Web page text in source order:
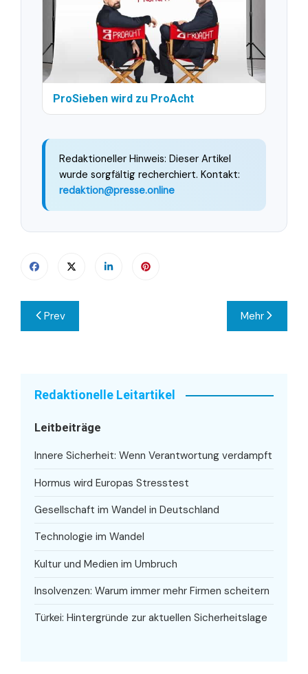
ProSieben wird zu ProAcht
Redaktioneller Hinweis: Dieser Artikel
wurde sorgfältig recherchiert. Kontakt:
redaktion@presse.online
Beitragsnavigation
Prev Mehr
Redaktionelle Leitartikel
Leitbeiträge
Innere Sicherheit: Wenn Verantwortung verdampft
Hormus wird Europas Stresstest
Gesellschaft im Wandel in Deutschland
Technologie im Wandel
Kultur und Medien im Umbruch
Insolvenzen: Warum immer mehr Firmen scheitern
Türkei: Hintergründe zur aktuellen Sicherheitslage